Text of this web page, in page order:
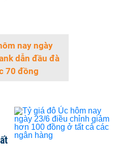
nay ngày
dẫn đầu đà
70 đồng